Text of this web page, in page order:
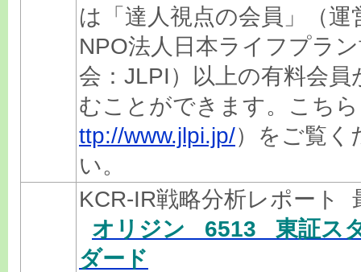
は「達人視点の会員」（運
NPO法人日本ライフプラ
会：JLPI）以上の有料会員
むことができます。こち
ttp://www.jlpi.jp/）をご覧く
い。
KCR-IR戦略分析レポート
オリジン 6513 東証ス
ダード